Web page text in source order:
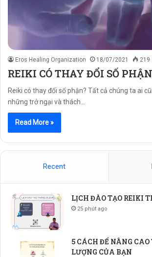
Eros Healing Organization 18/07/2021 219
REIKI CÓ THAY ĐỔI SỐ
Reiki có thay đổi số phận? Tất cả chúng ta ai
những trở ngại và thách…
Read More »
Recent
LỊCH ĐÀO TẠO REIKI
25 phút ago
5 CÁCH ĐỂ NÂNG CAO
LƯỢNG CỦA BẠN